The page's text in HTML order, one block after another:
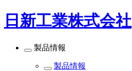
日新工業株式会社
製品情報
製品情報